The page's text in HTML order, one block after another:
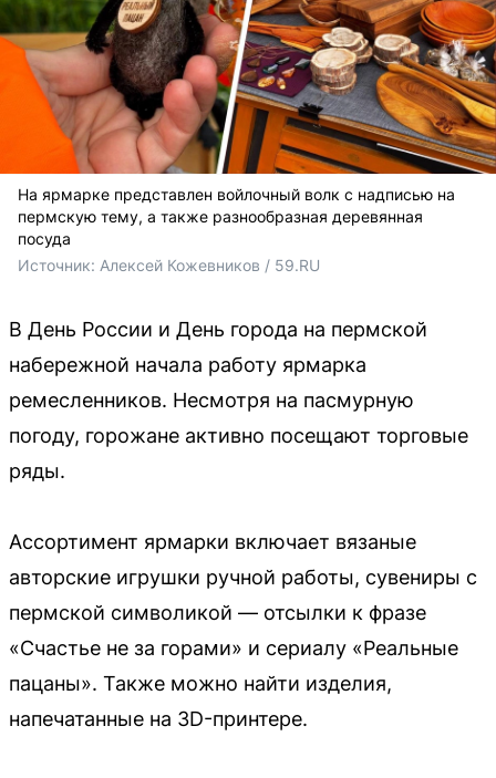
На ярмарке представлен войлочный волк с надписью на
пермскую тему, а также разнообразная деревянная
посуда
Источник: Алексей Кожевников / 59.RU
В День России и День города на пермской
набережной начала работу ярмарка
ремесленников. Несмотря на пасмурную
погоду, горожане активно посещают торговые
ряды.
Ассортимент ярмарки включает вязаные
авторские игрушки ручной работы, сувениры с
пермской символикой — отсылки к фразе
«Счастье не за горами» и сериалу «Реальные
пацаны». Также можно найти изделия,
напечатанные на 3D-принтере.